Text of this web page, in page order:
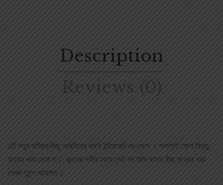
Description
Reviews (0)
এই নতুন দুনিয়ার কিছু অর্বাচীনের ধারণা ইন্টারনেটে সব মেলে । অবশ্যই মেলে কিন্তু
হৃ্দয়ের খবর মেলে না। হৃ্দয়ের গভীর থেকে সেই সব হাসি কান্না হীরা পান্নার খবর
লেখক তুলে আনলেন ।